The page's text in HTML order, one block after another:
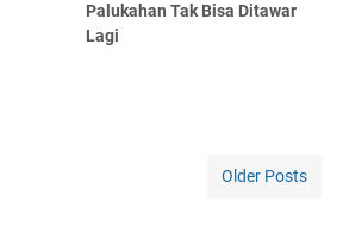
Palukahan Tak Bisa Ditawar
Lagi ‎
Older Posts